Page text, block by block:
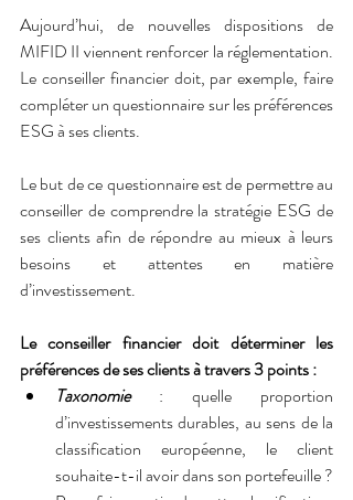
Aujourd’hui, de nouvelles dispositions de
MIFID II viennent renforcer la réglementation.
Le conseiller financier doit, par exemple, faire
compléter un questionnaire sur les préférences
ESG à ses clients.
Le but de ce questionnaire est de permettre au
conseiller de comprendre la stratégie ESG de
ses clients afin de répondre au mieux à leurs
besoins et attentes en matière
d’investissement.
Le conseiller financier doit déterminer les
préférences de ses clients à travers 3 points :
Taxonomie : quelle proportion
d’investissements durables, au sens de la
classification européenne, le client
souhaite-t-il avoir dans son portefeuille ?